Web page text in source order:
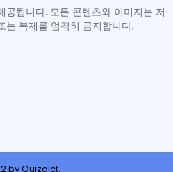
공됩니다. 모든 콘텐츠와 이미지는 저
는 복제를 엄격히 금지합니다.
by Quizdict.